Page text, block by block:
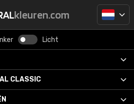
kleuren.com
Licht
CLASSIC